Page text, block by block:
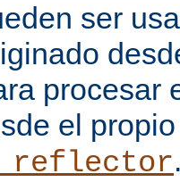
ser
procesar
el